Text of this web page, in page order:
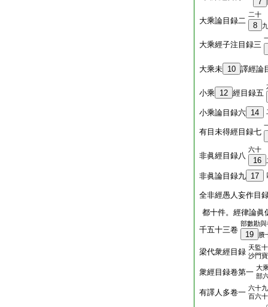
大乘論目録二
二十
8
大乘經子注目録三
大乘未 10 譯經論
小乘 12 經目録五
小乘論目録六 14
有目未得經目録七
非眞經目録八
六十
16
非眞論目録九 17
全非經愚人妄作目
都十件。經律論眞
千五十三卷
部數勘
19 賸
梁代衆經目録 天監
沙門
衆經目録卷第一 大
部
有譯人多卷一 六十
百六